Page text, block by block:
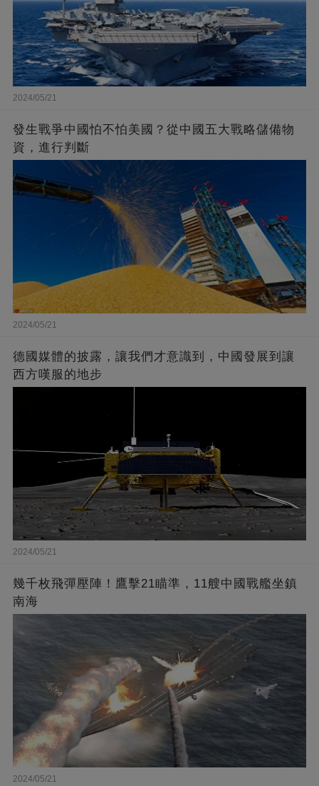
2024/05/21
發生戰爭中國怕不怕美國？從中國五大戰略儲備物
資，進行判斷
2024/05/21
德國媒體的披露，讓我們才意識到，中國發展到讓
西方嘆服的地步
2024/05/21
幾千枚飛彈壓陣！鷹擊21瞄準，11艘中國戰艦坐鎮
南海
2024/05/21